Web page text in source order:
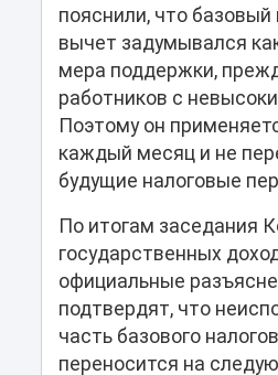
пояснили, что базовый
вычет задумывался
мера поддержки,
работников с
Поэтому он
каждый месяц и не
будущие налоговые
По итогам заседания
государственных
официальные
подтвердят, что
часть базового
переносится на